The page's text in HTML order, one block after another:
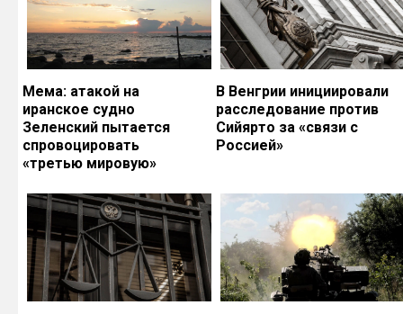
Мема: атакой на
иранское судно
Зеленский пытается
спровоцировать
«третью мировую»
В Венгрии инициировали
расследование против
Сийярто за «связи с
Россией»